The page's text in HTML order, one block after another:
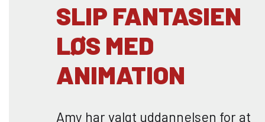
SLIP FANTASIEN
LØS MED
ANIMATION
Amy har valgt uddannelsen for at